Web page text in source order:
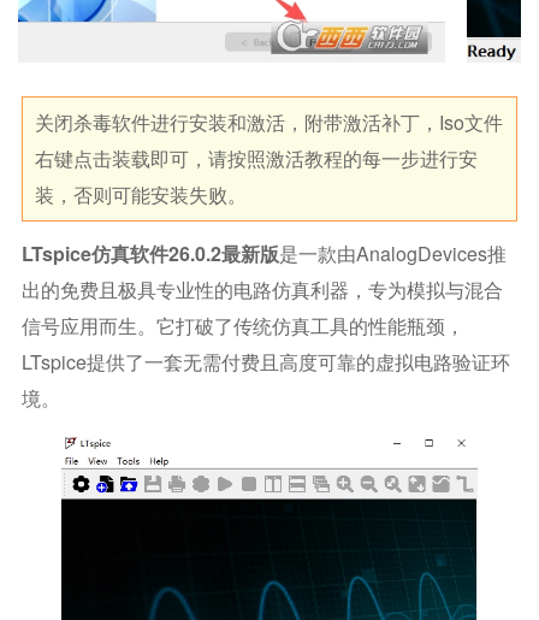
关闭杀毒软件进行安装和激活，附带激活补丁，iso文件
右键点击装载即可，请按照激活教程的每一步进行安
装，否则可能安装失败。
LTspice仿真软件26.0.2最新版是一款由AnalogDevices推
出的免费且极具专业性的电路仿真利器，专为模拟与混合
信号应用而生。它打破了传统仿真工具的性能瓶颈，
LTspice提供了一套无需付费且高度可靠的虚拟电路验证环
境。